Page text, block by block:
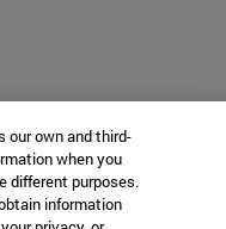
our own and third-
when you
different purposes.
information